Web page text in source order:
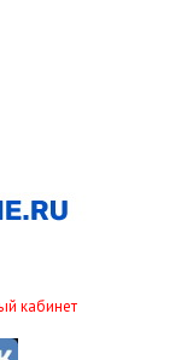
кабинет